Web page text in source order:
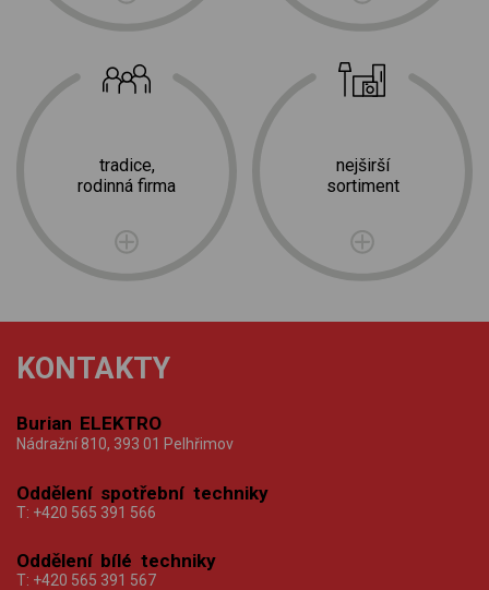
tradice,
rodinná firma
nejširší
sortiment
KONTAKTY
Burian ELEKTRO
Nádražní 810, 393 01 Pelhřimov
Oddělení spotřební techniky
T: +420 565 391 566
Oddělení bílé techniky
T: +420 565 391 567